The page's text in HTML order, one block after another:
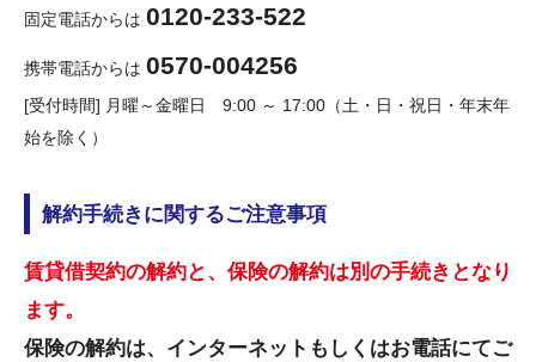
固定電話からは 0120-233-522
携帯電話からは 0570-004256
[受付時間] 月曜～金曜日 9:00 ～ 17:00（土・日・祝日・年末年
始を除く）
解約手続きに関するご注意事項
賃貸借契約の解約と、保険の解約は別の手続きとなり
ます。
保険の解約は、インターネットもしくはお電話にてご